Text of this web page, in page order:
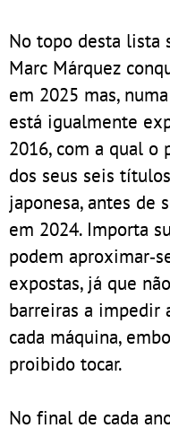
No topo desta lista
Marc Márquez
em 2025 mas,
está igualmente
2016, com a qual o
dos seus seis
japonesa, antes de
em 2024. Importa
podem
expostas, já que
barreiras a impedir
cada máquina,
proibido tocar.
No final de cada